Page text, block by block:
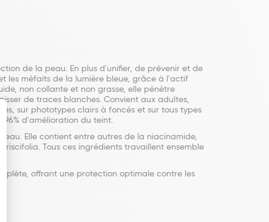
de la peau. En plus d'unifier, de prévenir et de
les méfaits de la lumière bleue, grâce à l'actif
non collante et non grasse, elle pénètre
de traces blanches. Convient aux adultes,
sur phototypes clairs à foncés et sur tous types
d'amélioration du teint.
Elle contient entre autres de la niacinamide,
Tous ces ingrédients travaillent ensemble
offrant une protection optimale contre les